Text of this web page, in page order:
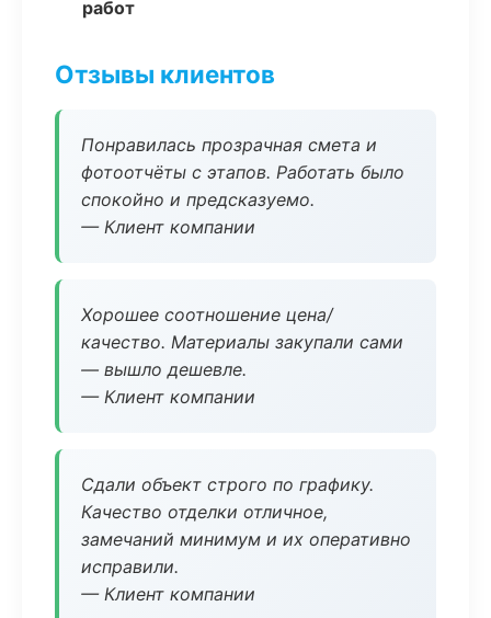
работ
Отзывы клиентов
Понравилась прозрачная смета и
фотоотчёты с этапов. Работать было
спокойно и предсказуемо.
— Клиент компании
Хорошее соотношение цена/
качество. Материалы закупали сами
— вышло дешевле.
— Клиент компании
Сдали объект строго по графику.
Качество отделки отличное,
замечаний минимум и их оперативно
исправили.
— Клиент компании